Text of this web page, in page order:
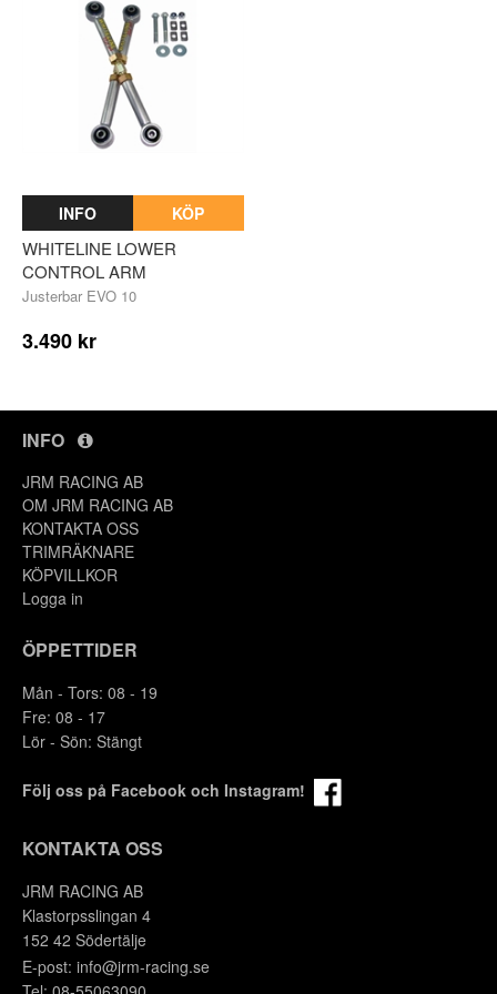
INFO KÖP
WHITELINE LOWER
CONTROL ARM
Justerbar EVO 10
3.490 kr
INFO
JRM RACING AB
OM JRM RACING AB
KONTAKTA OSS
TRIMRÄKNARE
KÖPVILLKOR
Logga in
ÖPPETTIDER
Mån - Tors: 08 - 19
Fre: 08 - 17
Lör - Sön: Stängt
Följ oss på Facebook och Instagram!
KONTAKTA OSS
JRM RACING AB
Klastorpsslingan 4
152 42 Södertälje
E-post: info@jrm-racing.se